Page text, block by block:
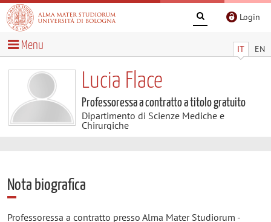
Login
IT EN
Menu
Lucia Flace
Professoressa a contratto a titolo gratuito
Dipartimento di Scienze Mediche e
Chirurgiche
Nota biografica
Professoressa a contratto presso Alma Mater Studiorum -